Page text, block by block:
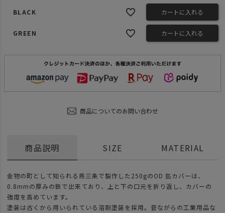
BLACK
カートに入れる
GREEN カートに入れる
商品についてのお問い合わせ
商品説明
金物の町として知られる燕三条で製作した250gのOD 缶カバーは、
0.8mmの厚みの鉄で出来ており、上と下の口元を折り返し、カバーの
強度を高めています。
塗装は古くから用いられている溶剤塗装を採用。昔ながらの工業用品な
SIZE MATERIAL